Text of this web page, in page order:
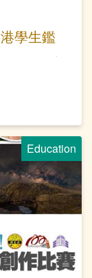
學生鑑
Education